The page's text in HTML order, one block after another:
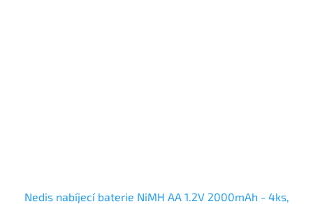
Nedis nabíjecí baterie NiMH AA 1.2V 2000mAh - 4ks,